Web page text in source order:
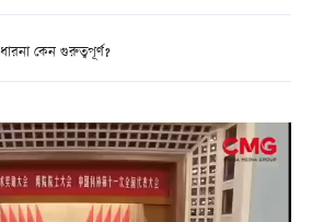
কেন গুরুত্বপূর্ণ?